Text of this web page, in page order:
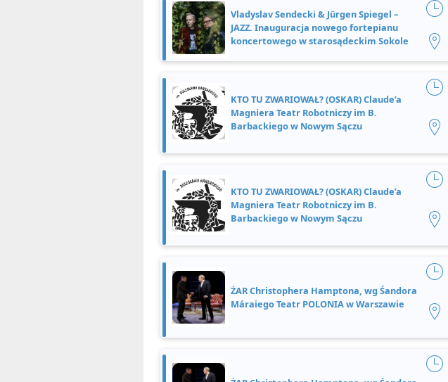
Vladyslav Sendecki & Jürgen Spiegel –
JAZZ. Inauguracja nowego fortepianu
koncertowego w starosądeckim Sokole
KTO TU ZWARIOWAŁ? (OSKAR) Claude’a
Magniera Teatr Robotniczy im B.
Barbackiego w Nowym Sączu
KTO TU ZWARIOWAŁ? (OSKAR) Claude’a
Magniera Teatr Robotniczy im B.
Barbackiego w Nowym Sączu
ŻAR Christophera Hamptona, wg Śandora
Máraiego Teatr POLONIA w Warszawie